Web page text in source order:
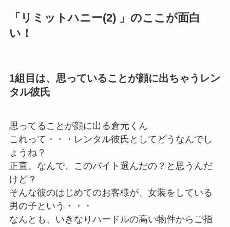
「リミットハニー(2) 」のここが面白
い！
1組目は、思っていることが顔に出ちゃうレン
タル彼氏
思ってることが顔に出る倉元くん
これって・・・レンタル彼氏としてどうなんでし
ょうね？
正直、なんで、このバイト選んだの？と思うんだ
けど？
そんな彼のはじめてのお客様が、女装をしている
男の子という・・・
なんとも、いきなりハードルの高い物件からご指